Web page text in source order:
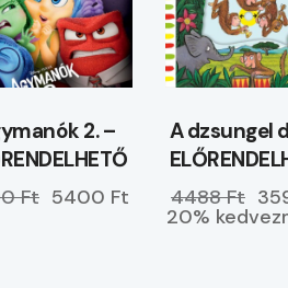
2. –
Ft 5400 Ft
A dzsungel
4488 Ft
20%